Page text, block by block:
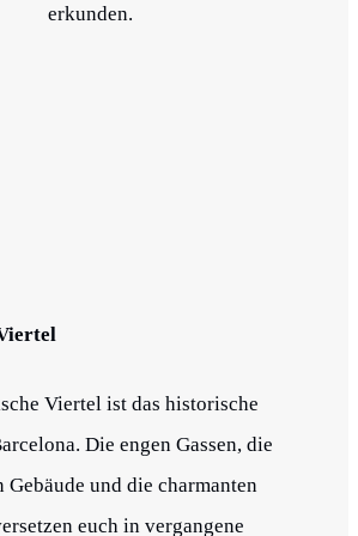
erkunden.
Viertel ist das historische
Die engen Gassen, die
Gebäude und die charmanten
euch in vergangene